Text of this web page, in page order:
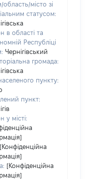
область/місто зі
статусом:
в області та
Республіці
Чернігівський
громада:
пункту:
пункт:
у місті:
[Конфіденційна
[Конфіденційна